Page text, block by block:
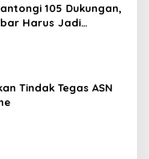
105 Dukungan,
Harus Jadi
Tindak Tegas ASN